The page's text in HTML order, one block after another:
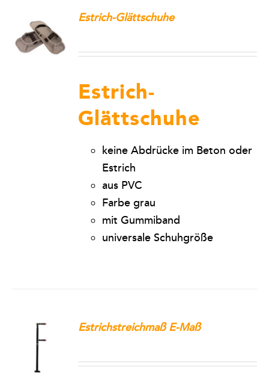
Estrich-Glättschuhe
Estrich-
Glättschuhe
keine Abdrücke im Beton oder
Estrich
aus PVC
Farbe grau
mit Gummiband
universale Schuhgröße
Estrichstreichmaß E-Maß